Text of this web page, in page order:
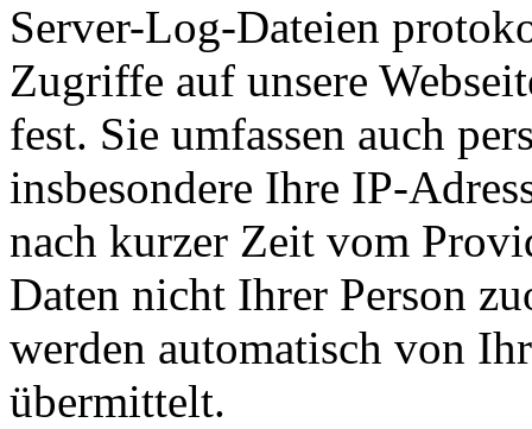
Server-Log-Dateien
Zugriffe auf unsere
fest. Sie umfassen auch
insbesondere Ihre IP-
nach kurzer Zeit vom
Daten nicht Ihrer Person
werden automatisch von
übermittelt.